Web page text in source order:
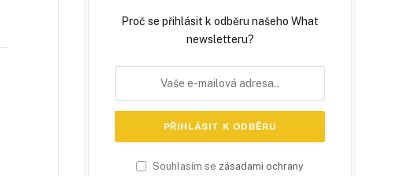
Proč se přihlásit k odběru našeho What
newsletteru?
Souhlasím se zásadami ochrany